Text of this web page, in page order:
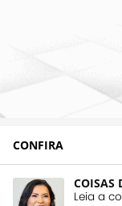
CONFIRA
COISAS
Leia a